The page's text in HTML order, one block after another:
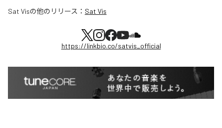
Sat Visの他のリリース： Sat Vis
https://linkbio.co/satvis_official